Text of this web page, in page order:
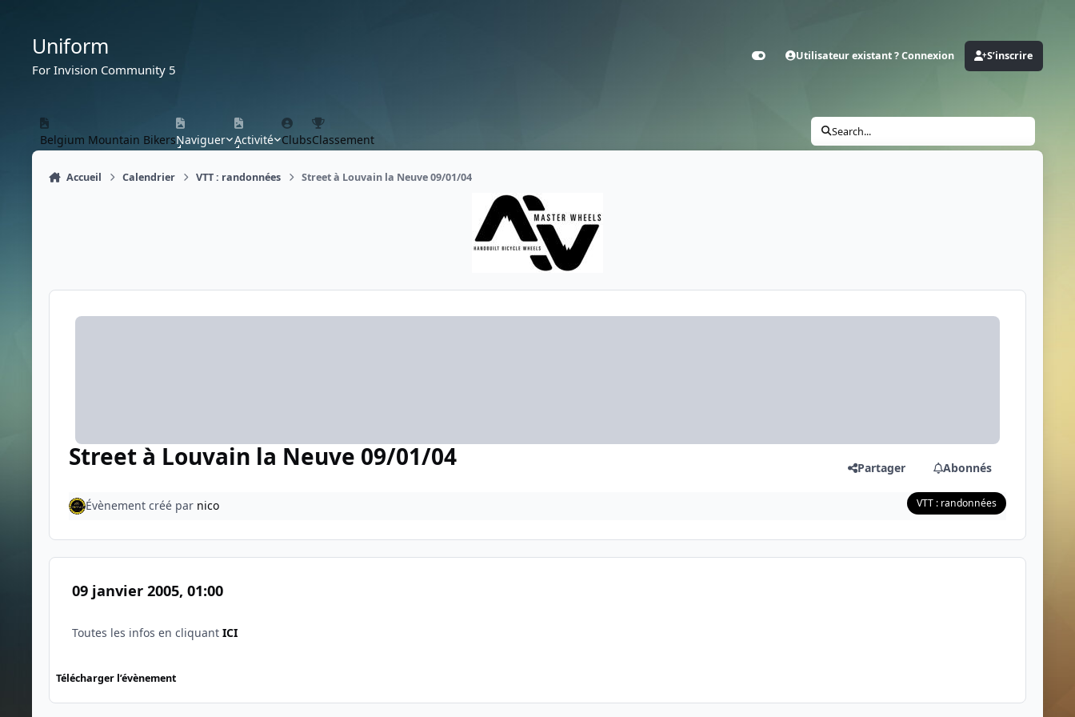
Uniform
For Invision Community 5 CustomizerUtilisateur existant ? Connexion S’inscrire
Belgium Mountain BikersNaviguer Activité ClubsClassement
Search...
Accueil Calendrier VTT : randonnées Street à Louvain la Neuve 09/01/04
Street à Louvain la Neuve 09/01/04 Partager Abonnés
Évènement créé par nico VTT : randonnées
09 janvier 2005, 01:00
Toutes les infos en cliquant ICI
Télécharger l’évènement